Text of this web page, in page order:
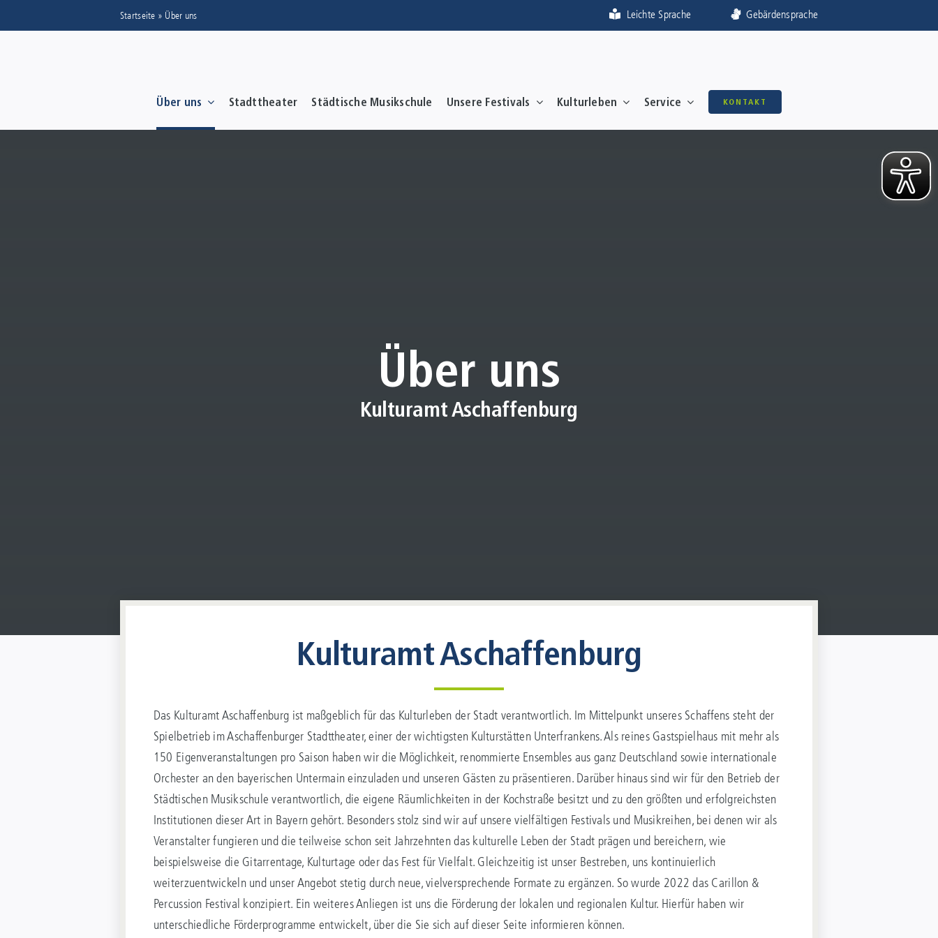
Inhalt
Assistenzsoftware
Startseite » Über uns Leichte Sprache Gebärdensprache
Über uns Stadttheater Städtische Musikschule Unsere Festivals Kulturleben Service KONTAKT
Über uns
Kulturamt Aschaffenburg
Kulturamt Aschaffenburg
Das Kulturamt Aschaffenburg ist maßgeblich für das Kulturleben der Stadt verantwortlich. Im Mittelpunkt unseres Schaffens steht der
Spielbetrieb im Aschaffenburger Stadttheater, einer der wichtigsten Kulturstätten Unterfrankens. Als reines Gastspielhaus mit mehr als
150 Eigenveranstaltungen pro Saison haben wir die Möglichkeit, renommierte Ensembles aus ganz Deutschland sowie internationale
Orchester an den bayerischen Untermain einzuladen und unseren Gästen zu präsentieren. Darüber hinaus sind wir für den Betrieb der
Städtischen Musikschule verantwortlich, die eigene Räumlichkeiten in der Kochstraße besitzt und zu den größten und erfolgreichsten
Institutionen dieser Art in Bayern gehört. Besonders stolz sind wir auf unsere vielfältigen Festivals und Musikreihen, bei denen wir als
Veranstalter fungieren und die teilweise schon seit Jahrzehnten das kulturelle Leben der Stadt prägen und bereichern, wie
beispielsweise die Gitarrentage, Kulturtage oder das Fest für Vielfalt. Gleichzeitig ist unser Bestreben, uns kontinuierlich
weiterzuentwickeln und unser Angebot stetig durch neue, vielversprechende Formate zu ergänzen. So wurde 2022 das Carillon &
Percussion Festival konzipiert. Ein weiteres Anliegen ist uns die Förderung der lokalen und regionalen Kultur. Hierfür haben wir
unterschiedliche Förderprogramme entwickelt, über die Sie sich auf dieser Seite informieren können.